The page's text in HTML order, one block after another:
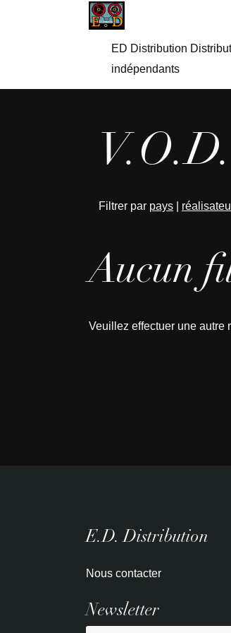
ED Distribution
indépendants
Filtrer par pays
Aucun
Veuillez effectuer une autre
E.D. Distribution
Nous contacter
Newsletter